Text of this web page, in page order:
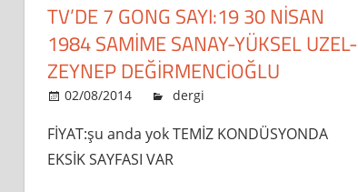
TV’DE 7 GONG SAYI:19 30 NİSAN
1984 SAMİME SANAY-YÜKSEL UZEL-
ZEYNEP DEĞİRMENCİOĞLU
02/08/2014 admin
dergi
FİYAT:şu anda yok TEMİZ KONDÜSYONDA
EKSİK SAYFASI VAR